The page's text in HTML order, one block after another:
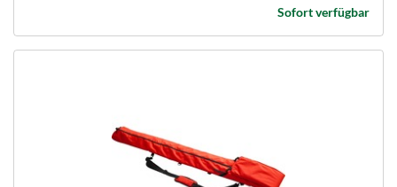
Sofort verfügbar